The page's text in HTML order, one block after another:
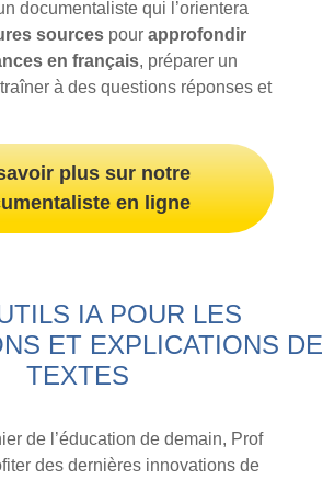
documentaliste qui l’orientera
sourcespour approfondir
en français, préparer un
à des questions réponses et
plus sur notre
en ligne
IA POUR LES
ET EXPLICATIONS DE
TEXTES
de l’éducation de demain, Prof
des dernières innovations de